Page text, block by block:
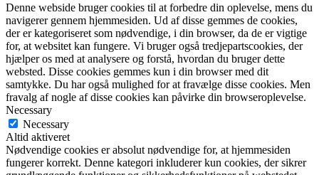
Denne webside bruger cookies til at forbedre din oplevelse, mens du
navigerer gennem hjemmesiden. Ud af disse gemmes de cookies,
der er kategoriseret som nødvendige, i din browser, da de er vigtige
for, at websitet kan fungere. Vi bruger også tredjepartscookies, der
hjælper os med at analysere og forstå, hvordan du bruger dette
websted. Disse cookies gemmes kun i din browser med dit
samtykke. Du har også mulighed for at fravælge disse cookies. Men
fravalg af nogle af disse cookies kan påvirke din browseroplevelse.
Necessary
Necessary
Altid aktiveret
Nødvendige cookies er absolut nødvendige for, at hjemmesiden
fungerer korrekt. Denne kategori inkluderer kun cookies, der sikrer